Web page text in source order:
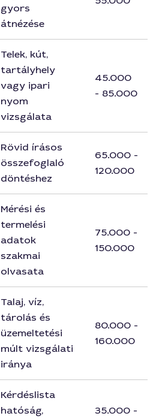
gyors
átnézése
Telek, kút,
tartályhely
vagy ipari
nyom
vizsgálata
45.000
- 85.000
Rövid írásos
összefoglaló
döntéshez
65.000 -
120.000
Mérési és
termelési
adatok
szakmai
olvasata
75.000 -
150.000
Talaj, víz,
tárolás és
üzemeltetési
múlt vizsgálati
iránya
80.000 -
160.000
Kérdéslista
hatóság,
35.000 -